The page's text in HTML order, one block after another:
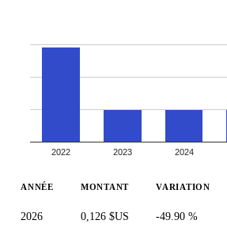
2022 2023 2024
ANNÉE MONTANT VARIATION
2026 0,126 $US -49.90 %